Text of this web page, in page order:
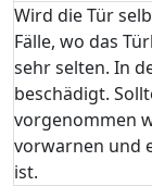
Wird die Tür
Fälle, wo das
sehr selten. In
beschädigt.
vorgenommen
vorwarnen und
ist.